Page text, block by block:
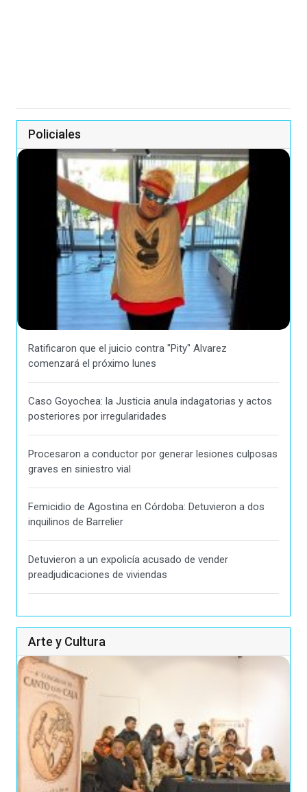
Policiales
Ratificaron que el juicio contra "Pity" Alvarez
comenzará el próximo lunes
Caso Goyochea: la Justicia anula indagatorias y actos
posteriores por irregularidades
Procesaron a conductor por generar lesiones culposas
graves en siniestro vial
Femicidio de Agostina en Córdoba: Detuvieron a dos
inquilinos de Barrelier
Detuvieron a un expolicía acusado de vender
preadjudicaciones de viviendas
Arte y Cultura